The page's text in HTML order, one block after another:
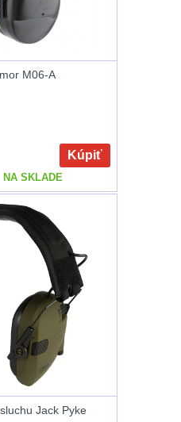
M06-A
Kúpiť
NA SKLADE
Jack Pyke